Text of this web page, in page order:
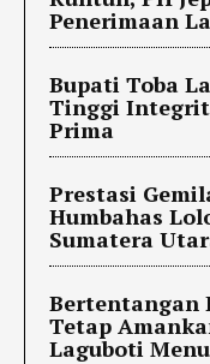
Penerimaan
Bupati Toba
Tinggi
Prima
Prestasi
Humbahas
Sumatera
Bertentangan
Tetap
Laguboti